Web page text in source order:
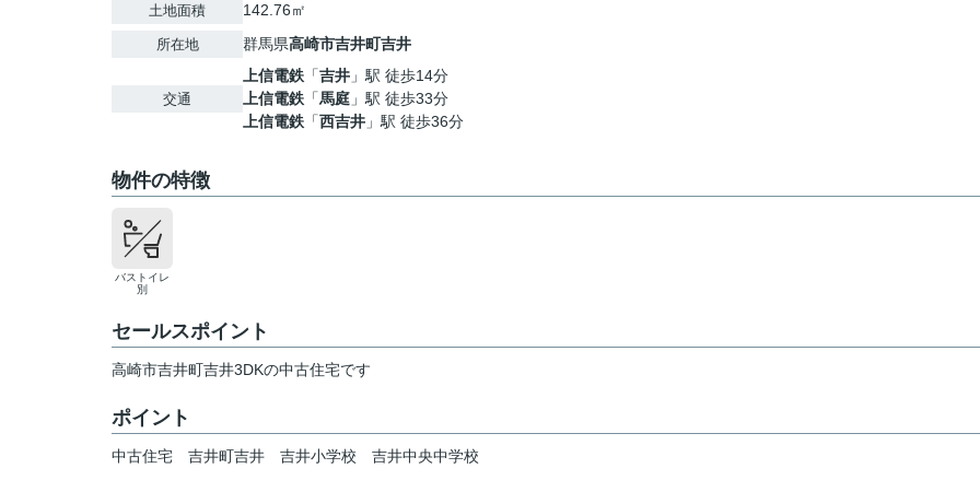
土地面積 142.76㎡
所在地 群馬県高崎市吉井町吉井
交通
上信電鉄 「吉井 」駅 徒歩14分
上信電鉄 「馬庭 」駅 徒歩33分
上信電鉄 「西吉井 」駅 徒歩36分
物件の特徴
バストイレ
別
セールスポイント
高崎市吉井町吉井3DKの中古住宅です
ポイント
中古住宅 吉井町吉井 吉井小学校 吉井中央中学校